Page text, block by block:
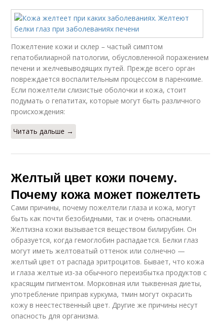
Пожелтение кожи и склер – частый симптом
гепатобилиарной патологии, обусловленной поражением
печени и желчевыводящих путей. Прежде всего орган
повреждается воспалительным процессом в паренхиме.
Если пожелтели слизистые оболочки и кожа, стоит
подумать о гепатитах, которые могут быть различного
происхождения:
Читать дальше →
Желтый цвет кожи почему.
Почему кожа может пожелтеть
Сами причины, почему пожелтели глаза и кожа, могут
быть как почти безобидными, так и очень опасными.
Желтизна кожи вызывается веществом билирубин. Он
образуется, когда гемоглобин распадается. Белки глаз
могут иметь желтоватый оттенок или солнечно —
желтый цвет от распада эритроцитов. Бывает, что кожа
и глаза желтые из-за обычного переизбытка продуктов с
красящим пигментом. Морковная или тыквенная диеты,
употребление приправ куркума, тмин могут окрасить
кожу в неестественный цвет. Другие же причины несут
опасность для организма.